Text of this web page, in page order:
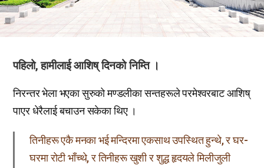
पहिलो, हामीलाई आशिष् दिनको निम्ति ।
निरन्तर भेला भएका सुरुको मण्डलीका सन्तहरूले परमेश्वरबाट आशिष्
पाएर धेरैलाई बचाउन सकेका थिए ।
तिनीहरू एकै मनका भई मन्दिरमा एकसाथ उपस्थित हुन्थे, र घर-
घरमा रोटी भाँच्थे, र तिनीहरू खुशी र शुद्ध हृदयले मिलीजुली